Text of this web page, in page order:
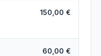
150,00 €
60,00 €